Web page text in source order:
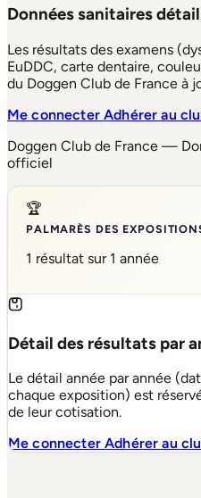
Données sanitaires
Les résultats des examens
EuDDC, carte dentaire,
du Doggen Club de France à
Me connecterAdhérer au
Doggen Club de France —
officiel
🏆
PALMARÈS DES
1 résultat sur 1 année
Détail des résultats par
Le détail année par année
chaque exposition) est
de leur cotisation.
Me connecterAdhérer au